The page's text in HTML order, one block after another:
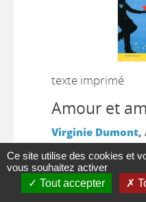
texte imprimé
Amour et
Virginie Dumont,
Jeunesse|2014
Cinquante entrées
Ce site utilise des cookies et
vous souhaitez activer
Tout accepter